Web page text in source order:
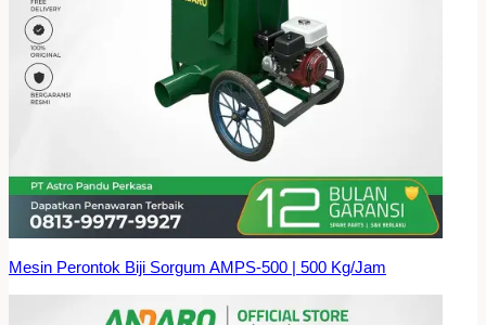
Mesin Perontok Biji Sorgum AMPS-500 | 500 Kg/Jam